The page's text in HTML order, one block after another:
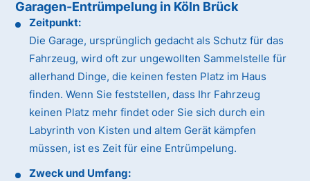
Garagen-Entrümpelung in Köln Brück
Zeitpunkt:
Die Garage, ursprünglich gedacht als Schutz für das
Fahrzeug, wird oft zur ungewollten Sammelstelle für
allerhand Dinge, die keinen festen Platz im Haus
finden. Wenn Sie feststellen, dass Ihr Fahrzeug
keinen Platz mehr findet oder Sie sich durch ein
Labyrinth von Kisten und altem Gerät kämpfen
müssen, ist es Zeit für eine Entrümpelung.
Zweck und Umfang: